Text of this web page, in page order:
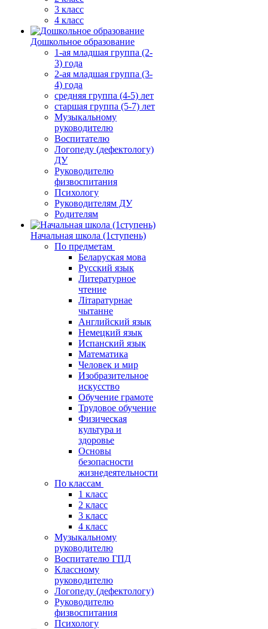
3 класс
4 класс
Дошкольное образование
1-ая младшая группа (2-
3) года
2-ая младшая группа (3-
4) года
средняя группа (4-5) лет
старшая группа (5-7) лет
Музыкальному
руководителю
Воспитателю
Логопеду (дефектологу)
ДУ
Руководителю
физвоспитания
Психологу
Руководителям ДУ
Родителям
Начальная школа (1ступень)
По предметам
Беларуская мова
Русский язык
Литературное
чтение
Літаратурнае
чытанне
Английский язык
Немецкий язык
Испанский язык
Математика
Человек и мир
Изобразительное
искусство
Обучение грамоте
Трудовое обучение
Физическая
культура и
здоровье
Основы
безопасности
жизнедеятельности
По классам
1 класс
2 класс
3 класс
4 класс
Музыкальному
руководителю
Воспитателю ГПД
Классному
руководителю
Логопеду (дефектологу)
Руководителю
физвоспитания
Психологу